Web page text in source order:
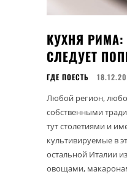
КУХНЯ
СЛЕДУЕТ
ГДЕ ПОЕСТЬ
Любой регион,
собственными
тут столетиями и
культивируемые в
остальной Италии
овощами,